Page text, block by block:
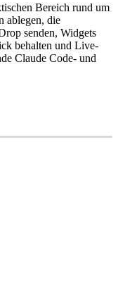
Bereich rund um
ablegen, die
senden, Widgets
behalten und Live-
Claude Code- und